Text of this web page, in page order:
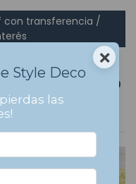
con transferencia /
×
Style Deco
las